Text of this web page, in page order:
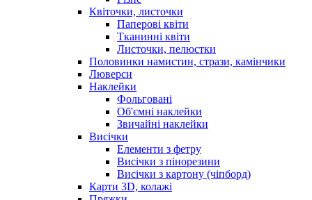
Квіточки, листочки
Паперові квіти
Тканинні квіти
Листочки, пелюстки
Половинки намистин, стрази, камінчики
Люверси
Наклейки
Фольговані
Об'ємні наклейки
Звичайні наклейки
Висічки
Елементи з фетру
Висічки з пінорезини
Висічки з картону (чіпборд)
Карти 3D, колажі